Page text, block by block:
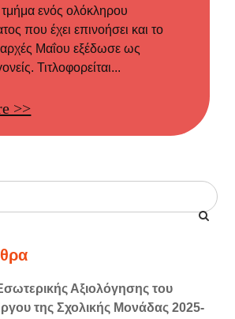
ενός ολόκληρου
που έχει επινοήσει και το
αρχές Μαΐου εξέδωσε ως
Τιτλοφορείται...
>>
Αξιολόγησης του
της Σχολικής Μονάδας 2025-